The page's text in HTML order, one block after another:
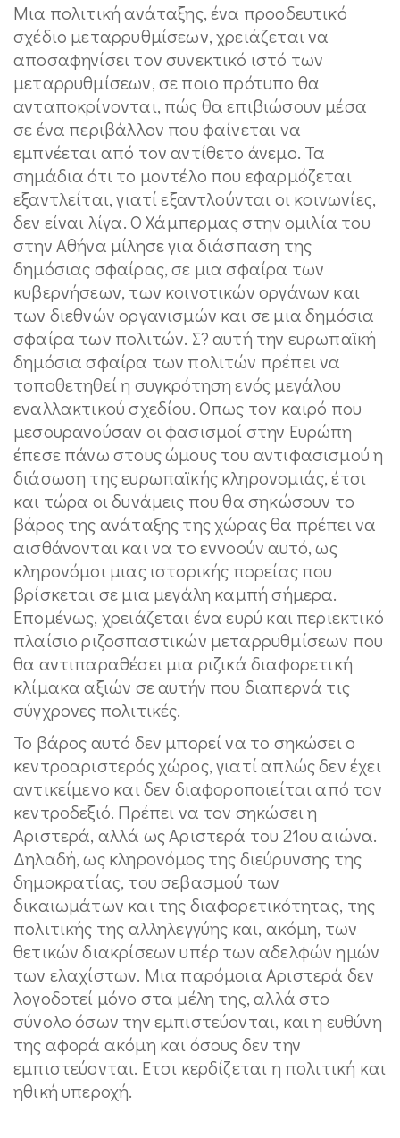
Μια πολιτική ανάταξης, ένα προοδευτικό
σχέδιο μεταρρυθμίσεων, χρειάζεται να
αποσαφηνίσει τον συνεκτικό ιστό των
μεταρρυθμίσεων, σε ποιο πρότυπο θα
ανταποκρίνονται, πώς θα επιβιώσουν μέσα
σε ένα περιβάλλον που φαίνεται να
εμπνέεται από τον αντίθετο άνεμο. Τα
σημάδια ότι το μοντέλο που εφαρμόζεται
εξαντλείται, γιατί εξαντλούνται οι κοινωνίες,
δεν είναι λίγα. Ο Χάμπερμας στην ομιλία του
στην Αθήνα μίλησε για διάσπαση της
δημόσιας σφαίρας, σε μια σφαίρα των
κυβερνήσεων, των κοινοτικών οργάνων και
των διεθνών οργανισμών και σε μια δημόσια
σφαίρα των πολιτών. Σ? αυτή την ευρωπαϊκή
δημόσια σφαίρα των πολιτών πρέπει να
τοποθετηθεί η συγκρότηση ενός μεγάλου
εναλλακτικού σχεδίου. Οπως τον καιρό που
μεσουρανούσαν οι φασισμοί στην Ευρώπη
έπεσε πάνω στους ώμους του αντιφασισμού η
διάσωση της ευρωπαϊκής κληρονομιάς, έτσι
και τώρα οι δυνάμεις που θα σηκώσουν το
βάρος της ανάταξης της χώρας θα πρέπει να
αισθάνονται και να το εννοούν αυτό, ως
κληρονόμοι μιας ιστορικής πορείας που
βρίσκεται σε μια μεγάλη καμπή σήμερα.
Επομένως, χρειάζεται ένα ευρύ και περιεκτικό
πλαίσιο ριζοσπαστικών μεταρρυθμίσεων που
θα αντιπαραθέσει μια ριζικά διαφορετική
κλίμακα αξιών σε αυτήν που διαπερνά τις
σύγχρονες πολιτικές.
Το βάρος αυτό δεν μπορεί να το σηκώσει ο
κεντροαριστερός χώρος, γιατί απλώς δεν έχει
αντικείμενο και δεν διαφοροποιείται από τον
κεντροδεξιό. Πρέπει να τον σηκώσει η
Αριστερά, αλλά ως Αριστερά του 21ου αιώνα.
Δηλαδή, ως κληρονόμος της διεύρυνσης της
δημοκρατίας, του σεβασμού των
δικαιωμάτων και της διαφορετικότητας, της
πολιτικής της αλληλεγγύης και, ακόμη, των
θετικών διακρίσεων υπέρ των αδελφών ημών
των ελαχίστων. Μια παρόμοια Αριστερά δεν
λογοδοτεί μόνο στα μέλη της, αλλά στο
σύνολο όσων την εμπιστεύονται, και η ευθύνη
της αφορά ακόμη και όσους δεν την
εμπιστεύονται. Ετσι κερδίζεται η πολιτική και
ηθική υπεροχή.